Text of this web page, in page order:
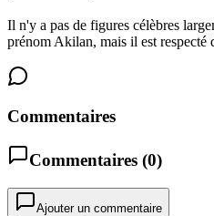
Il n'y a pas de figures célèbres
prénom Akilan, mais il est respecté
Commentaires
Commentaires (0)
Ajouter un commentaire